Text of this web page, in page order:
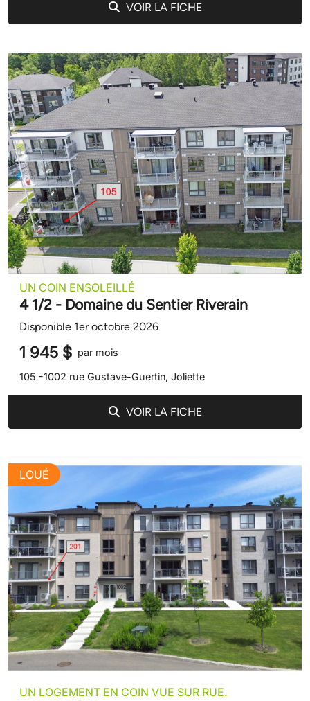
VOIR LA FICHE
UN COIN ENSOLEILLÉ
4 1/2 - Domaine du Sentier Riverain
Disponible 1er octobre 2026
1 945 $ par mois
105 -1002 rue Gustave-Guertin, Joliette
VOIR LA FICHE
LOUÉ
UN LOGEMENT EN COIN VUE SUR RUE.